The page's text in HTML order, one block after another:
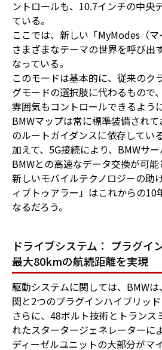
ントロールも、10.7インチの中央
ている。
ここでは、新しい「MyModes（マ
さまざまなテーマの世界を呼び出
なっている。
このモードは基本的に、従来のク
グモードの選択肢に代わるもので
雰囲気もコントロールできるよう
BMWマップは常に標準装備され
のルートガイダンスに依存している
加えて、5G接続により、BMWサ
BMWとの高速なデータ交換が可能
新しいモバイルテクノロジーの助
ィブトゥアラー」はこれからの10
なるだろう。
ドライブシステム： プラグイ
最大80kmの航続距離を実現
駆動システムに関しては、BMW
関と2つのプラグインハイブリッド
さらに、48ボルト技術とトランス
れたスタータージェネレーターに
ディーゼルユニットの大部分がマ